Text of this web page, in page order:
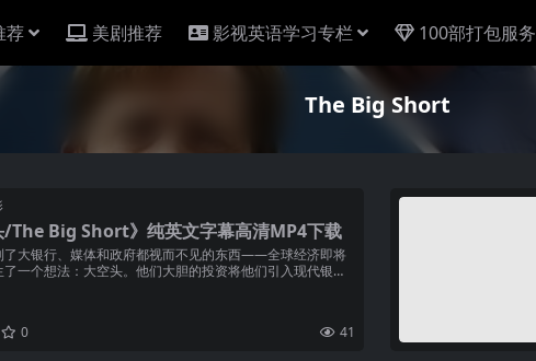
荐 美剧推荐 影视英语学习专栏 100部打包服务
The Big Short
/The Big Short》纯英文字幕高清MP4下载
了大银行、媒体和政府都视而不见的东西——全球经济即将
一个想法：大空头。他们大胆的投资将他们引入现代银行
0 41